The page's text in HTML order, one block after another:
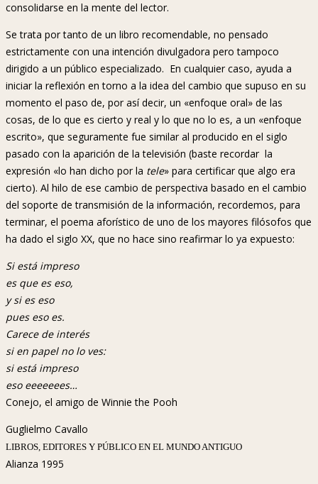
consolidarse en la mente del lector.
Se trata por tanto de un libro recomendable, no pensado
estrictamente con una intención divulgadora pero tampoco
dirigido a un público especializado. En cualquier caso, ayuda a
iniciar la reflexión en torno a la idea del cambio que supuso en su
momento el paso de, por así decir, un «enfoque oral» de las
cosas, de lo que es cierto y real y lo que no lo es, a un «enfoque
escrito», que seguramente fue similar al producido en el siglo
pasado con la aparición de la televisión (baste recordar la
expresión «lo han dicho por la tele» para certificar que algo era
cierto). Al hilo de ese cambio de perspectiva basado en el cambio
del soporte de transmisión de la información, recordemos, para
terminar, el poema aforístico de uno de los mayores filósofos que
ha dado el siglo XX, que no hace sino reafirmar lo ya expuesto:
Si está impreso
es que es eso,
y si es eso
pues eso es.
Carece de interés
si en papel no lo ves:
si está impreso
eso eeeeeees…
Conejo, el amigo de Winnie the Pooh
Guglielmo Cavallo
LIBROS, EDITORES Y PÚBLICO EN EL MUNDO ANTIGUO
Alianza 1995